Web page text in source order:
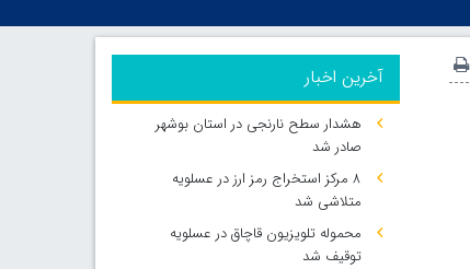
آخرین اخبار
هشدار سطح نارنجی در استان بوشهر
صادر شد
۸ مرکز استخراج رمز ارز در عسلویه
متلاشی شد
محموله تلویزیون قاچاق در عسلویه
توقیف شد